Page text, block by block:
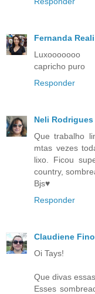
Fernanda Reali
Luxooooooo
capricho puro
Responder
Neli Rodrigues
Que trabalho
mtas vezes
lixo. Ficou
country,
Bjs♥
Responder
Claudiene
Oi Tays!
Que divas
Esses